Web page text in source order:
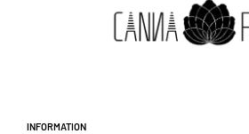
Information